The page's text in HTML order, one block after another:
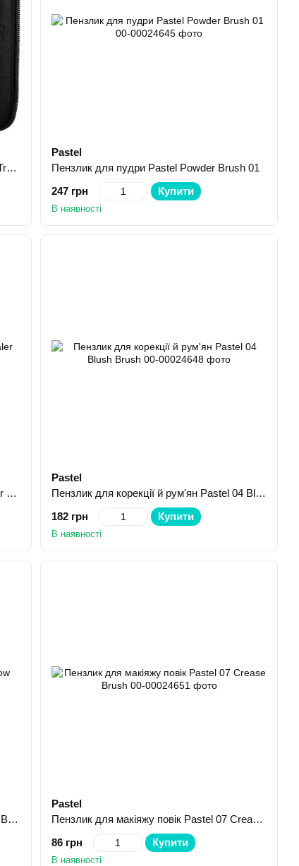
Набір кісточок для макіяжу Kiko Milano Travel Brush Set
Pastel
Пензлик для пудри Pastel Powder Brush 01
247 грн
Купити
В наявності
Пензлик для консилера Pastel Concealer Brush 03
Pastel
Пензлик для корекції й рум'ян Pastel 04 Blush Brush
182 грн
Купити
В наявності
Пензлик для тіней Pastel 06 Eyeshadow Brush
Pastel
Пензлик для макіяжу повік Pastel 07 Crease Brush
86 грн
Купити
В наявності